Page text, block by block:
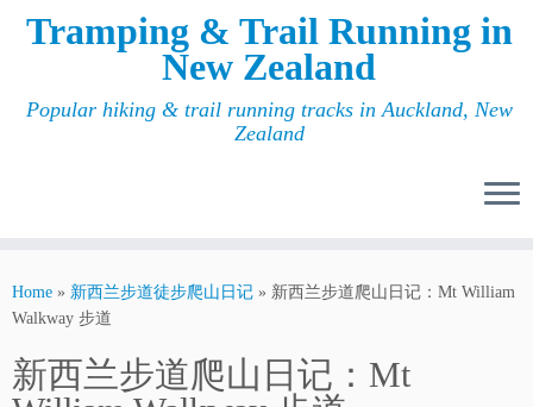
Tramping & Trail Running in
New Zealand
Popular hiking & trail running tracks in Auckland, New
Zealand
Home » 新西兰步道徒步爬山日记 » 新西兰步道爬山日记：Mt William
Walkway 步道
新西兰步道爬山日记：Mt